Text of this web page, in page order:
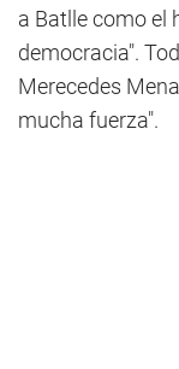
a Batlle como el
democracia".
Merecedes
mucha fuerza".